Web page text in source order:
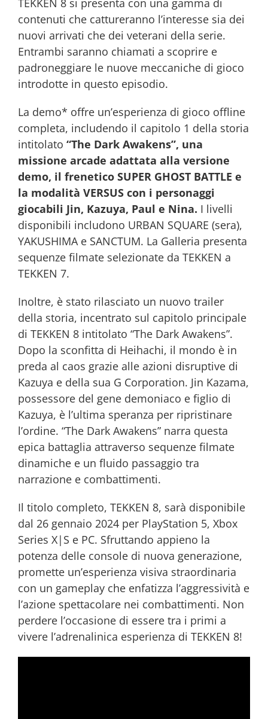
contenuti che cattureranno l’interesse sia dei
nuovi arrivati che dei veterani della serie.
Entrambi saranno chiamati a scoprire e
padroneggiare le nuove meccaniche di gioco
introdotte in questo episodio.
La demo* offre un’esperienza di gioco offline
completa, includendo il capitolo 1 della storia
intitolato “The Dark Awakens”, una
missione arcade adattata alla versione
demo, il frenetico SUPER GHOST BATTLE e
la modalità VERSUS con i personaggi
giocabili Jin, Kazuya, Paul e Nina. I livelli
disponibili includono URBAN SQUARE (sera),
YAKUSHIMA e SANCTUM. La Galleria presenta
sequenze filmate selezionate da TEKKEN a
TEKKEN 7.
Inoltre, è stato rilasciato un nuovo trailer
della storia, incentrato sul capitolo principale
di TEKKEN 8 intitolato “The Dark Awakens”.
Dopo la sconfitta di Heihachi, il mondo è in
preda al caos grazie alle azioni disruptive di
Kazuya e della sua G Corporation. Jin Kazama,
possessore del gene demoniaco e figlio di
Kazuya, è l’ultima speranza per ripristinare
l’ordine. “The Dark Awakens” narra questa
epica battaglia attraverso sequenze filmate
dinamiche e un fluido passaggio tra
narrazione e combattimenti.
Il titolo completo, TEKKEN 8, sarà disponibile
dal 26 gennaio 2024 per PlayStation 5, Xbox
Series X|S e PC. Sfruttando appieno la
potenza delle console di nuova generazione,
promette un’esperienza visiva straordinaria
con un gameplay che enfatizza l’aggressività e
l’azione spettacolare nei combattimenti. Non
perdere l’occasione di essere tra i primi a
vivere l’adrenalinica esperienza di TEKKEN 8!